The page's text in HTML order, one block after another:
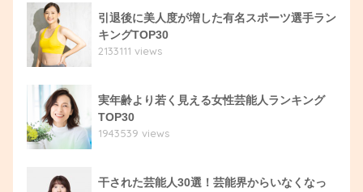
引退後に美人度が増した有名スポーツ選手ラン
キングTOP30
2133111 views
実年齢より若く見える女性芸能人ランキング
TOP30
1943539 views
干された芸能人30選！芸能界からいなくなっ